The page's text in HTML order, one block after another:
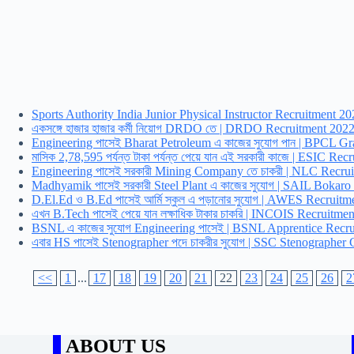
Sports Authority India Junior Physical Instructor Recruitment
একসঙ্গে হাজার হাজার কর্মী নিয়োগ DRDO তে | DRDO
Engineering পাসেই Bharat Petroleum এ কাজের সুযোগ পান |
মাসিক 2,78,595 পর্যন্ত টাকা পর্যন্ত পেয়ে যান এই সরকারী কাজে |
Engineering পাসেই সরকারী Mining Company তে চাকরী | NLC
Madhyamik পাসেই সরকারী Steel Plant এ কাজের সুযোগ | SAIL
D.El.Ed ও B.Ed পাসেই আর্মি স্কুল এ পড়ানোর সুযোগ | AWES
এখন B.Tech পাসেই পেয়ে যান লক্ষাধিক টাকার চাকরি | INCOIS
BSNL এ কাজের সুযোগ Engineering পাসেই | BSNL Apprentice
এবার HS পাসেই Stenographer পদে চাকরীর সুযোগ | SSC
<< 1 ... 17 18 19 20 21 22 23 24 25 26
ABOUT US